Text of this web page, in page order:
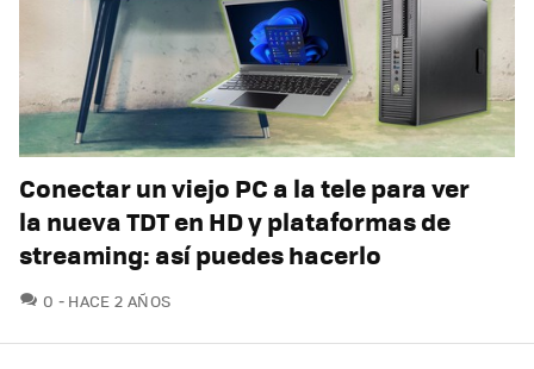
Conectar un viejo PC a la tele para ver
la nueva TDT en HD y plataformas de
streaming: así puedes hacerlo
0 COMENTARIOS
HACE 2 AÑOS